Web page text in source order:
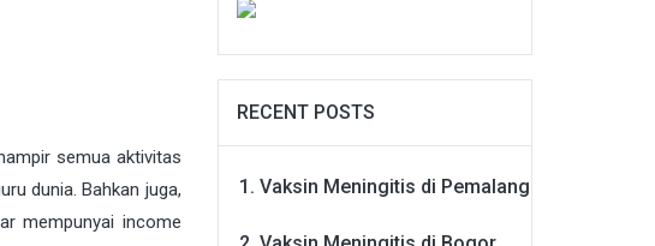
semua aktivitas
dunia. Bahkan juga,
mempunyai income
RECENT POSTS
Vaksin Meningitis di Pemalang